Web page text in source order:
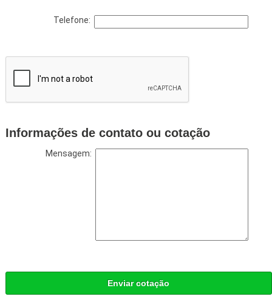
Telefone:
Informações de contato ou cotação
Mensagem:
Enviar cotação